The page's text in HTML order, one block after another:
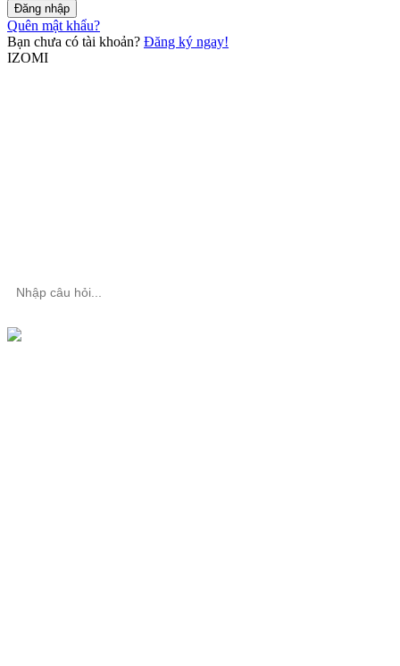
Đăng nhập
Quên mật khẩu?
Bạn chưa có tài khoản? Đăng ký ngay!
IZOMI